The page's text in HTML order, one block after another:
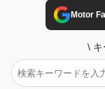
Motor
\